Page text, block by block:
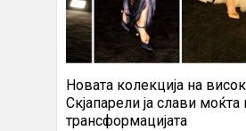
Новата колекција на
Скјапарели ја слави моќта
трансформацијата